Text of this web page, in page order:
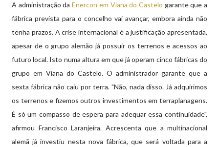
A administração daEnercon em Viana do Castelo garante que a
fábrica prevista para o concelho vai avançar, embora ainda não
tenha prazos. A crise internacional é a justificação apresentada,
apesar de o grupo alemão já possuir os terrenos e acessos ao
futuro local. Isto numa altura em que já operam cinco fábricas do
grupo em Viana do Castelo. O administrador garante que a
sexta fábrica não caiu por terra. "Não, nada disso. Já adquirimos
os terrenos e fizemos outros investimentos em terraplanagens.
É só um compasso de espera para adequar essa continuidade",
afirmou Francisco Laranjeira. Acrescenta que a multinacional
alemã já investiu nesta nova fábrica, que será voltada para a